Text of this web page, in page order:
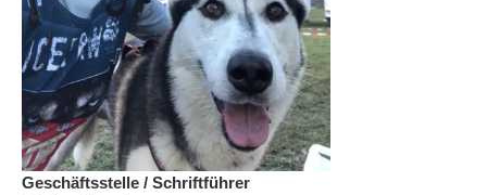
Geschäftsstelle / Schriftführer